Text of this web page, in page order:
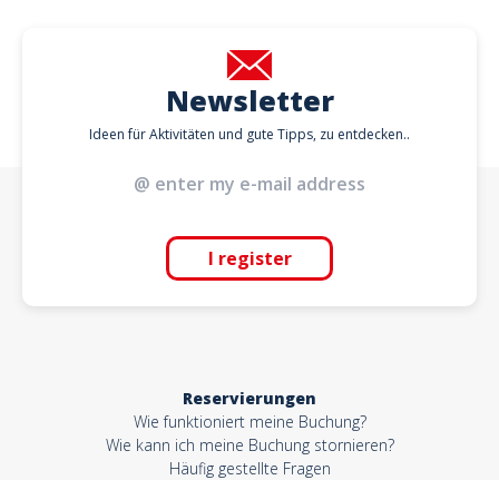
Newsletter
Ideen für Aktivitäten und gute Tipps, zu entdecken..
I register
Reservierungen
Wie funktioniert meine Buchung?
Wie kann ich meine Buchung stornieren?
Häufig gestellte Fragen